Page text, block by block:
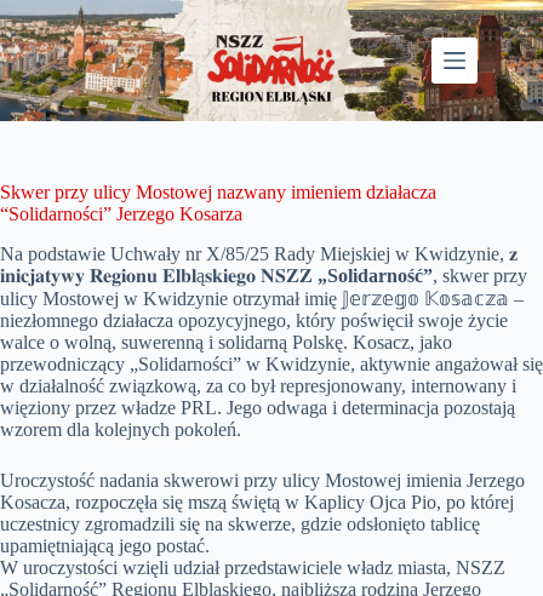
do
treści
Skwer przy ulicy Mostowej nazwany imieniem działacza
“Solidarności” Jerzego Kosarza
Na podstawie Uchwały nr X/85/25 Rady Miejskiej w Kwidzynie, 𝐳
𝐢𝐧𝐢𝐜𝐣𝐚𝐭𝐲𝐰𝐲 𝐑𝐞𝐠𝐢𝐨𝐧𝐮 𝐄𝐥𝐛𝐥ą𝐬𝐤𝐢𝐞𝐠𝐨 𝐍𝐒𝐙𝐙 „Solidarność”, skwer przy
ulicy Mostowej w Kwidzynie otrzymał imię 𝕁𝕖𝕣𝕫𝕖𝕘𝕠 𝕂𝕠𝕤𝕒𝕔𝕫𝕒 –
niezłomnego działacza opozycyjnego, który poświęcił swoje życie
walce o wolną, suwerenną i solidarną Polskę. Kosacz, jako
przewodniczący „Solidarności” w Kwidzynie, aktywnie angażował się
w działalność związkową, za co był represjonowany, internowany i
więziony przez władze PRL. Jego odwaga i determinacja pozostają
wzorem dla kolejnych pokoleń.
Uroczystość nadania skwerowi przy ulicy Mostowej imienia Jerzego
Kosacza, rozpoczęła się mszą świętą w Kaplicy Ojca Pio, po której
uczestnicy zgromadzili się na skwerze, gdzie odsłonięto tablicę
upamiętniającą jego postać.
W uroczystości wzięli udział przedstawiciele władz miasta, NSZZ
„Solidarność” Regionu Elbląskiego, najbliższa rodzina Jerzego